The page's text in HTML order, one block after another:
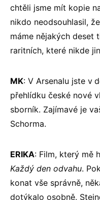
chtěli jsme mít kopie
nikdo neodsouhlasil,
máme nějakých deset
raritních, které nikde
MK: V Arsenalu jste v
přehlídku české nové
sborník. Zajímavé je
Schorma.
ERIKA: Film, který mě
Každý den odvahu.
konat vše správně,
dotýkalo osobně.